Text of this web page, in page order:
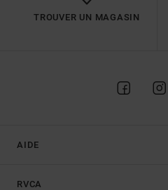
TROUVER UN MAGASIN
AIDE
RVCA